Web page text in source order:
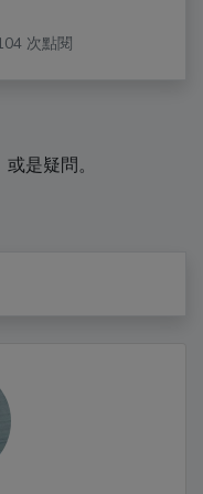
次點閱
是疑問。